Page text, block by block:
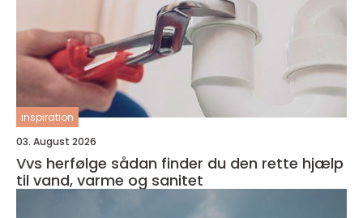
inspiration
03. August 2026
Vvs herfølge sådan finder du den rette hjælp
til vand, varme og sanitet